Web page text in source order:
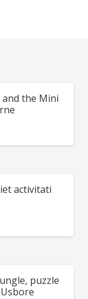
+4
A se utiliza
Producător:
the Mini
activitati
puzzle